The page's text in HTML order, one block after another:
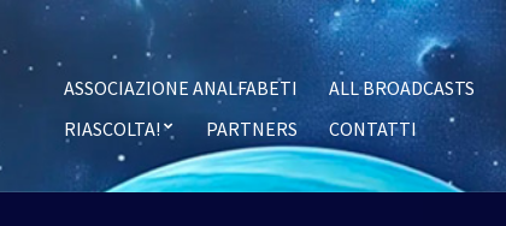
ASSOCIAZIONE ANALFABETI ALL BROADCASTS
RIASCOLTA!
PARTNERS CONTATTI